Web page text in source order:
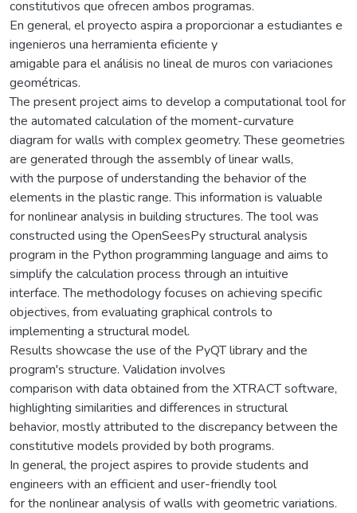
constitutivos que ofrecen ambos programas.
En general, el proyecto aspira a proporcionar a estudiantes e
ingenieros una herramienta eficiente y
amigable para el análisis no lineal de muros con variaciones
geométricas.
The present project aims to develop a computational tool for
the automated calculation of the moment-curvature
diagram for walls with complex geometry. These geometries
are generated through the assembly of linear walls,
with the purpose of understanding the behavior of the
elements in the plastic range. This information is valuable
for nonlinear analysis in building structures. The tool was
constructed using the OpenSeesPy structural analysis
program in the Python programming language and aims to
simplify the calculation process through an intuitive
interface. The methodology focuses on achieving specific
objectives, from evaluating graphical controls to
implementing a structural model.
Results showcase the use of the PyQT library and the
program's structure. Validation involves
comparison with data obtained from the XTRACT software,
highlighting similarities and differences in structural
behavior, mostly attributed to the discrepancy between the
constitutive models provided by both programs.
In general, the project aspires to provide students and
engineers with an efficient and user-friendly tool
for the nonlinear analysis of walls with geometric variations.